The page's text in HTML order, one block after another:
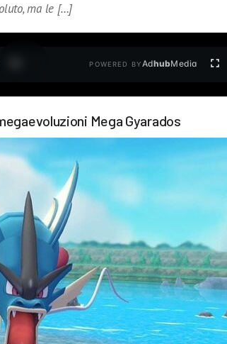
ma le […]
POWERED BYAdhubMedia
Mega Gyarados